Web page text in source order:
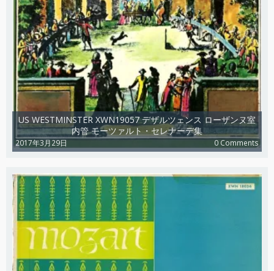
US WESTMINSTER XWN19057 デザルツェンス ローザンヌ室
内管 モーツァルト・セレナーデ集
2017年3月29日 0 Comments